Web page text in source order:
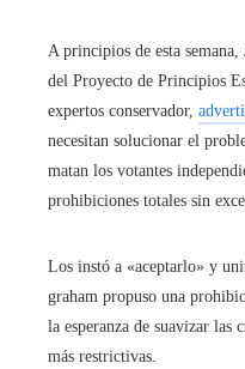
A principios de esta
del Proyecto de Principios
expertos conservador,
necesitan solucionar el
matan los votantes
prohibiciones totales sin
Los instó a «aceptarlo» y
graham propuso una
la esperanza de suavizar las
más restrictivas.